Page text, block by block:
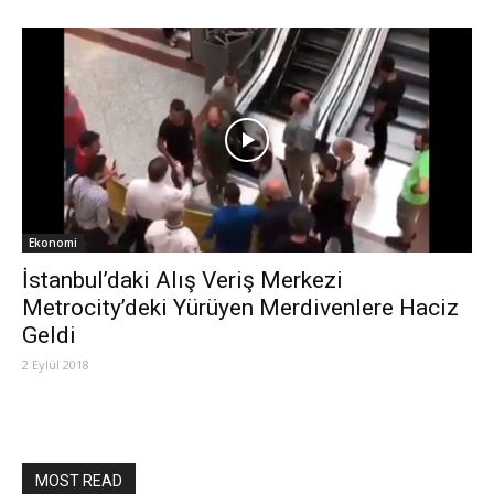
Ekonomi
İstanbul’daki Alış Veriş Merkezi
Metrocity’deki Yürüyen Merdivenlere Haciz
Geldi
2 Eylül 2018
MOST READ